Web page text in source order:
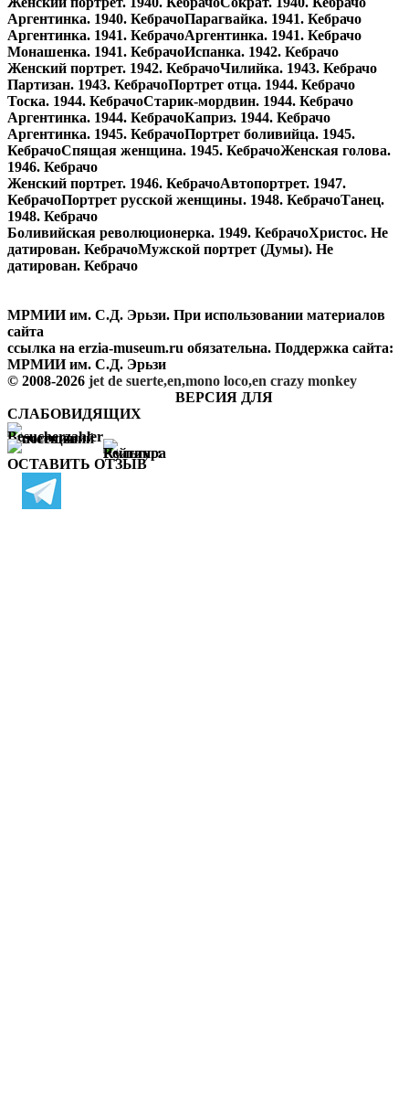
Аргентинка. 1940. КебрачоПарагвайка. 1941. Кебрачо
Аргентинка. 1941. КебрачоАргентинка. 1941. Кебрачо
Монашенка. 1941. КебрачоИспанка. 1942. Кебрачо
Женский портрет. 1942. КебрачоЧилийка. 1943. Кебрачо
Партизан. 1943. КебрачоПортрет отца. 1944. Кебрачо
Тоска. 1944. КебрачоСтарик-мордвин. 1944. Кебрачо
Аргентинка. 1944. КебрачоКаприз. 1944. Кебрачо
Аргентинка. 1945. КебрачоПортрет боливийца. 1945.
КебрачоСпящая женщина. 1945. КебрачоЖенская голова.
1946. Кебрачо
Женский портрет. 1946. КебрачоАвтопортрет. 1947.
КебрачоПортрет русской женщины. 1948. КебрачоТанец.
1948. Кебрачо
Боливийская революционерка. 1949. КебрачоХристос. Не
датирован. КебрачоМужской портрет (Думы). Не
датирован. Кебрачо
МРМИИ им. С.Д. Эрьзи. При использовании материалов
сайта
ссылка на erzia-museum.ru обязательна. Поддержка сайта:
МРМИИ им. С.Д. Эрьзи
© 2008-2026 jet de suerte,en,mono loco,en crazy monkey
ВЕРСИЯ ДЛЯ
СЛАБОВИДЯЩИХ
ОСТАВИТЬ ОТЗЫВ